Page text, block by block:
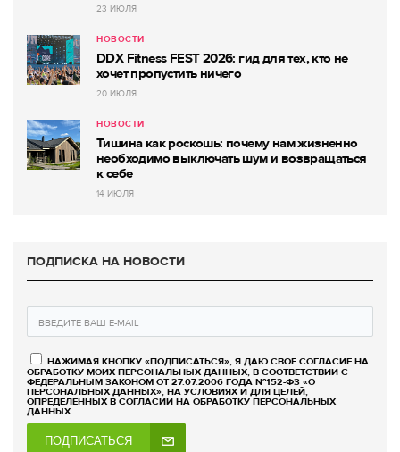
23 ИЮЛЯ
НОВОСТИ
DDX Fitness FEST 2026: гид для тех, кто не
хочет пропустить ничего
20 ИЮЛЯ
НОВОСТИ
Тишина как роскошь: почему нам жизненно
необходимо выключать шум и возвращаться
к себе
14 ИЮЛЯ
ПОДПИСКА НА НОВОСТИ
НАЖИМАЯ КНОПКУ «ПОДПИСАТЬСЯ», Я ДАЮ СВОЕ СОГЛАСИЕ НА
ОБРАБОТКУ МОИХ ПЕРСОНАЛЬНЫХ ДАННЫХ, В СООТВЕТСТВИИ С
ФЕДЕРАЛЬНЫМ ЗАКОНОМ ОТ 27.07.2006 ГОДА №152-ФЗ «О
ПЕРСОНАЛЬНЫХ ДАННЫХ», НА УСЛОВИЯХ И ДЛЯ ЦЕЛЕЙ,
ОПРЕДЕЛЕННЫХ В СОГЛАСИИ НА ОБРАБОТКУ ПЕРСОНАЛЬНЫХ
ДАННЫХ
ПОДПИСАТЬСЯ